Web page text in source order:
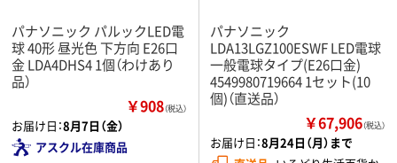
パナソニック パルックLED電
球 40形 昼光色 下方向 E26口
金 LDA4DHS4 1個（わけあり
品）
￥908（税込）
お届け日：8月7日（金）
アスクル在庫商品
パナソニック
LDA13LGZ100ESWF LED電球
一般電球タイプ(E26口金)
4549980719664 1セット(10
個)（直送品）
￥67,906（税込）
お届け日：8月24日（月）まで